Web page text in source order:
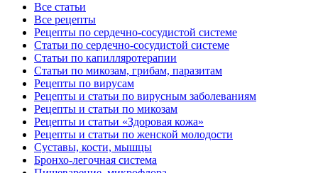
Все статьи
Все рецепты
Рецепты по сердечно-сосудистой системе
Статьи по сердечно-сосудистой системе
Статьи по капилляротерапии
Статьи по микозам, грибам, паразитам
Рецепты по вирусам
Рецепты и статьи по вирусным заболеваниям
Рецепты и статьи по микозам
Рецепты и статьи «Здоровая кожа»
Рецепты и статьи по женской молодости
Суставы, кости, мышцы
Бронхо-легочная система